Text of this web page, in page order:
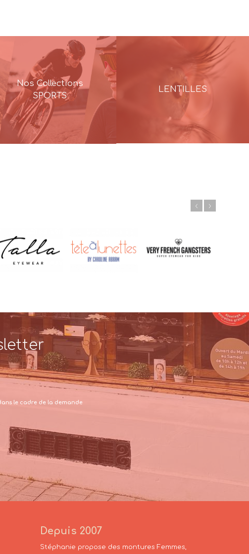
391,00€. 274,00€.
Nos Collections
SPORTS
LENTILLES
le cadre de la demande
Depuis 2007
Stéphanie propose des montures Femmes,